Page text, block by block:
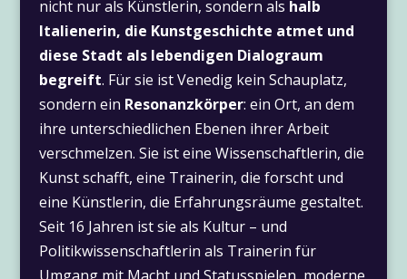
nicht nur als Künstlerin, sondern als halb
Italienerin, die Kunstgeschichte atmet und
diese Stadt als lebendigen Dialograum
begreift. Für sie ist Venedig kein Schauplatz,
sondern ein Resonanzkörper: ein Ort, an dem
ihre unterschiedlichen Ebenen ihrer Arbeit
verschmelzen. Sie ist eine Wissenschaftlerin, die
Kunst schafft, eine Trainerin, die forscht und
eine Künstlerin, die Erfahrungsräume gestaltet.
Seit 16 Jahren ist sie als Kultur – und
Politikwissenschaftlerin als Trainerin für